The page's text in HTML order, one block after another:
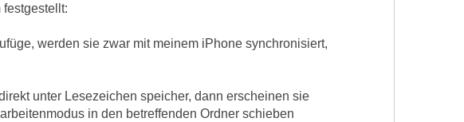
werden sie zwar mit meinem iPhone synchronisiert,
unter Lesezeichen speicher, dann erscheinen sie
in den betreffenden Ordner schieben